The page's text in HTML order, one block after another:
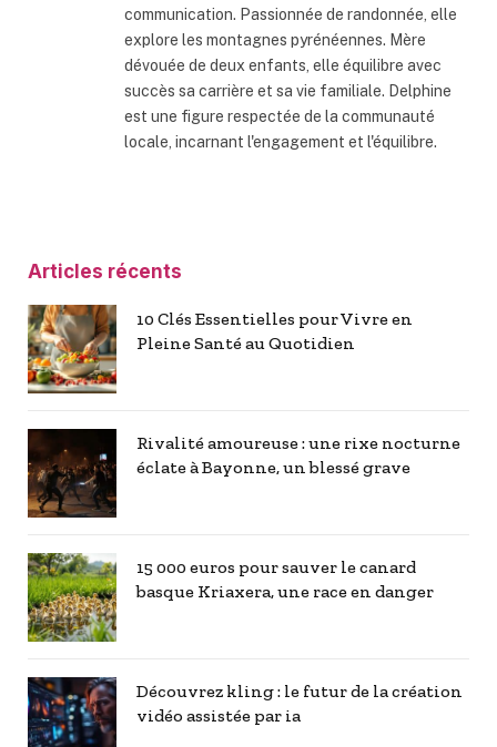
communication. Passionnée de randonnée, elle
explore les montagnes pyrénéennes. Mère
dévouée de deux enfants, elle équilibre avec
succès sa carrière et sa vie familiale. Delphine
est une figure respectée de la communauté
locale, incarnant l'engagement et l'équilibre.
Articles récents
10 Clés Essentielles pour Vivre en
Pleine Santé au Quotidien
Rivalité amoureuse : une rixe nocturne
éclate à Bayonne, un blessé grave
15 000 euros pour sauver le canard
basque Kriaxera, une race en danger
Découvrez kling : le futur de la création
vidéo assistée par ia